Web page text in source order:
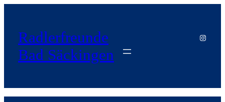
Radlerfreunde
Bad Säckingen